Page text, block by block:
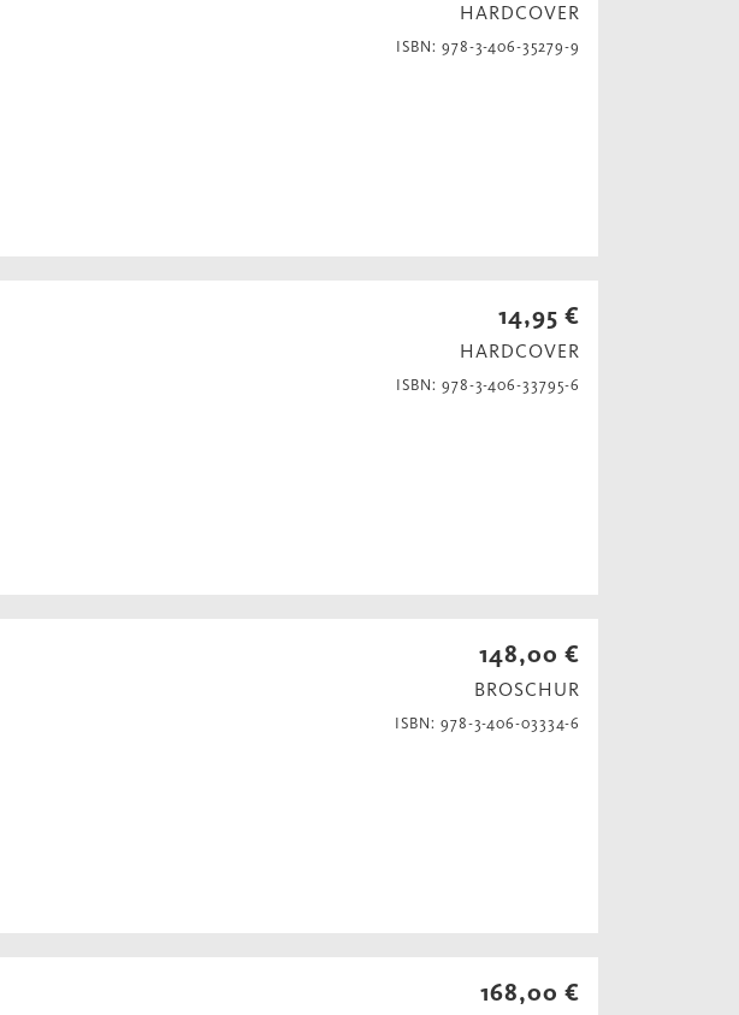
HARDCOVER
ISBN: 978-3-406-35279-9
14,95 €
HARDCOVER
ISBN: 978-3-406-33795-6
148,00 €
BROSCHUR
ISBN: 978-3-406-03334-6
168,00 €